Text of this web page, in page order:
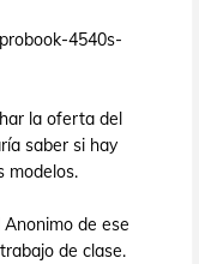
4540s-
la oferta del
saber si hay
modelos.
de ese
de clase.